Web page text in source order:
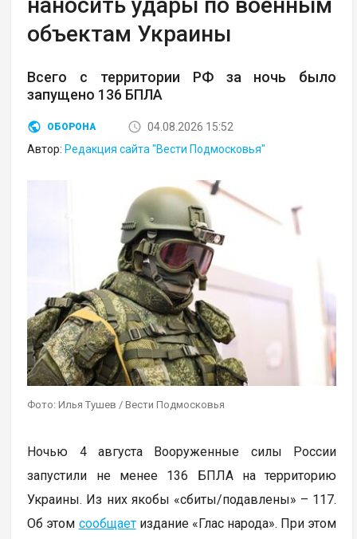
объектам Украины
Всего с территории РФ за ночь было
запущено 136 БПЛА
ОБОРОНА
04.08.2026 15:52
Автор: Редакция сайта "Вести Подмосковья"
Фото: Илья Тушев / Вести Подмосковья
Ночью 4 августа Вооруженные силы России
запустили не менее 136 БПЛА на территорию
Украины. Из них якобы «сбиты/подавлены» – 117.
Об этом сообщаетиздание «Глас народа». При этом